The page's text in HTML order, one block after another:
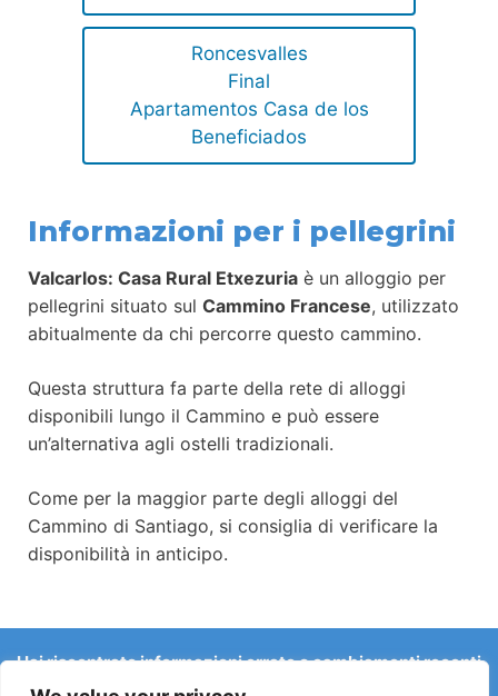
Roncesvalles
Final
Apartamentos Casa de los
Beneficiados
Informazioni per i pellegrini
Valcarlos: Casa Rural Etxezuria è un alloggio per
pellegrini situato sul Cammino Francese, utilizzato
abitualmente da chi percorre questo cammino.
Questa struttura fa parte della rete di alloggi
disponibili lungo il Cammino e può essere
un’alternativa agli ostelli tradizionali.
Come per la maggior parte degli alloggi del
Cammino di Santiago, si consiglia di verificare la
disponibilità in anticipo.
Hai riscontrato informazioni errate o cambiamenti recenti